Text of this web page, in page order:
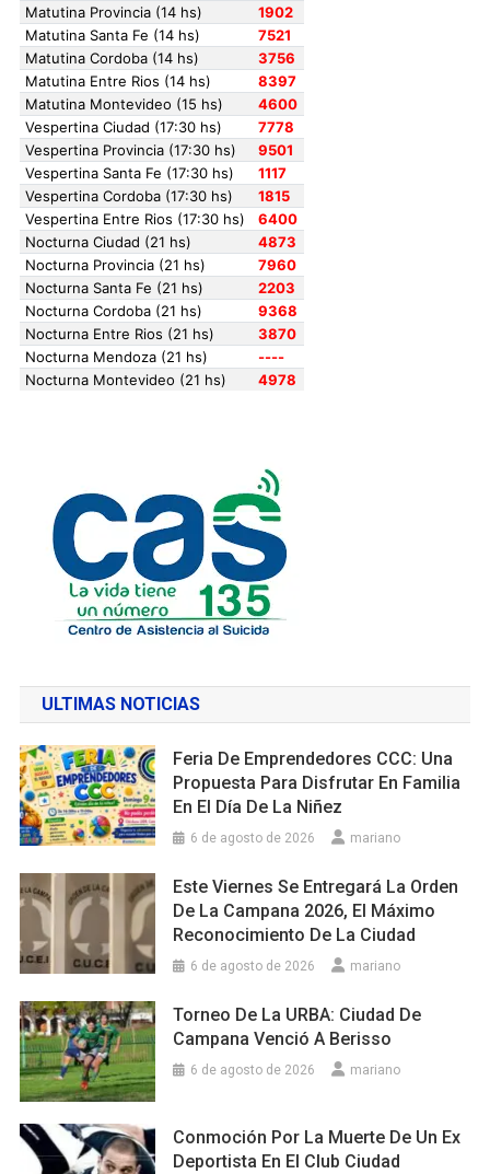
ULTIMAS NOTICIAS
Feria De Emprendedores CCC: Una
Propuesta Para Disfrutar En Familia
En El Día De La Niñez
6 de agosto de 2026 mariano
Este Viernes Se Entregará La Orden
De La Campana 2026, El Máximo
Reconocimiento De La Ciudad
6 de agosto de 2026 mariano
Torneo De La URBA: Ciudad De
Campana Venció A Berisso
6 de agosto de 2026 mariano
Conmoción Por La Muerte De Un Ex
Deportista En El Club Ciudad